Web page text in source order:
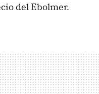
del Ebolmer.